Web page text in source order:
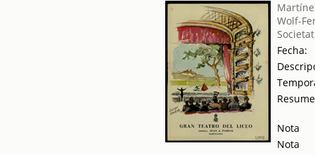
Wolf-
Fecha:
Nota
Nota